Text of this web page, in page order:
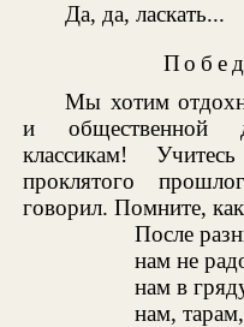
Да, да, ласкать...
Мы хотим
и общественной
классикам!
проклятого
говорил. Помните,
После
нам не
нам в
нам,